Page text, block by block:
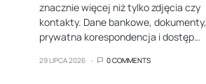
znacznie więcej niż tylko zdjęcia czy
kontakty. Dane bankowe, dokumenty,
prywatna korespondencja i dostęp…
29 LIPCA 2026 0 COMMENTS